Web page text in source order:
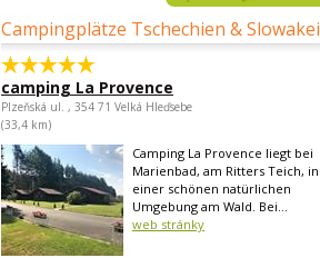
Campingplätze Tschechien & Slowakei
camping La Provence
Plzeňská ul. , 354 71 Velká Hleďsebe
(33,4 km)
Camping La Provence liegt bei
Marienbad, am Ritters Teich, in
einer schönen natürlichen
Umgebung am Wald. Bei...
web stránky